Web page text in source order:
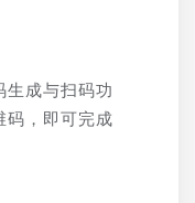
生成与扫码功
码，即可完成